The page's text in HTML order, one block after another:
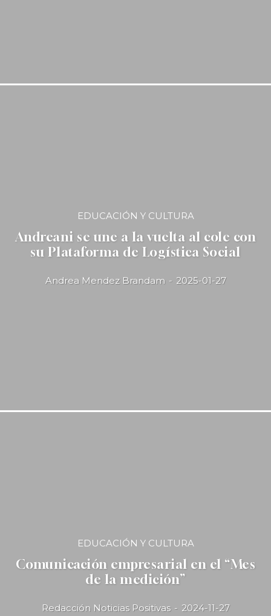
EDUCACIÓN Y CULTURA
Andreani se une a la vuelta al cole con
su Plataforma de Logística Social
Andrea Mendez Brandam - 2025-01-27
EDUCACIÓN Y CULTURA
Comunicación empresarial en el “Mes
de la medición”
Redacción Noticias Positivas - 2024-11-27